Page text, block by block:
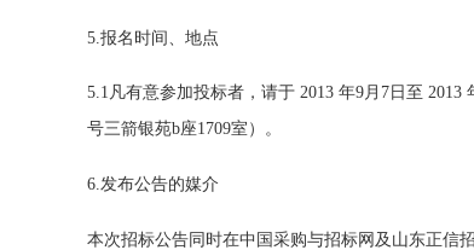
5.报名时间、地点
5.1凡有意参加投标者，请于 2013 年9月7日至
号三箭银苑b座1709室）。
6.发布公告的媒介
本次招标公告同时在中国采购与招标网及山东正信